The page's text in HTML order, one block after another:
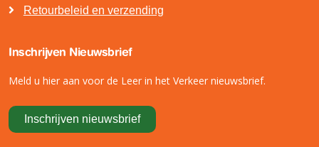
Retourbeleid en verzending
Inschrijven Nieuwsbrief
Meld u hier aan voor de Leer in het Verkeer nieuwsbrief.
Inschrijven nieuwsbrief